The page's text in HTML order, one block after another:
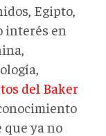
Egipto,
interés en
del Baker
que ya no